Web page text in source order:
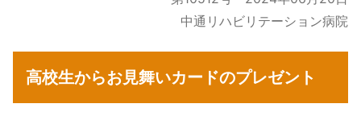
中通リハビリテーション病院
高校生からお見舞いカードのプレゼント